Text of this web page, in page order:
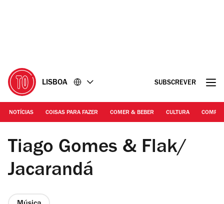
LISBOA SUBSCREVER
NOTÍCIAS COISAS PARA FAZER COMER & BEBER CULTURA
©Facebook/Tiago Gomes & Flak | Tiago Gomes & Flak
Tiago Gomes & Flak/
Jacarandá